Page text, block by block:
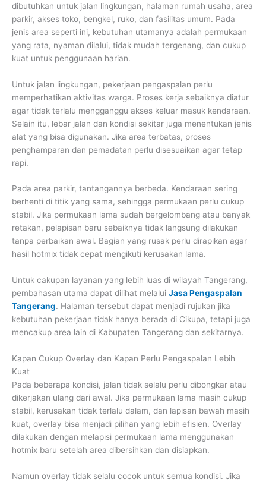
dibutuhkan untuk jalan lingkungan, halaman rumah usaha, area
parkir, akses toko, bengkel, ruko, dan fasilitas umum. Pada
jenis area seperti ini, kebutuhan utamanya adalah permukaan
yang rata, nyaman dilalui, tidak mudah tergenang, dan cukup
kuat untuk penggunaan harian.
Untuk jalan lingkungan, pekerjaan pengaspalan perlu
memperhatikan aktivitas warga. Proses kerja sebaiknya diatur
agar tidak terlalu mengganggu akses keluar masuk kendaraan.
Selain itu, lebar jalan dan kondisi sekitar juga menentukan jenis
alat yang bisa digunakan. Jika area terbatas, proses
penghamparan dan pemadatan perlu disesuaikan agar tetap
rapi.
Pada area parkir, tantangannya berbeda. Kendaraan sering
berhenti di titik yang sama, sehingga permukaan perlu cukup
stabil. Jika permukaan lama sudah bergelombang atau banyak
retakan, pelapisan baru sebaiknya tidak langsung dilakukan
tanpa perbaikan awal. Bagian yang rusak perlu dirapikan agar
hasil hotmix tidak cepat mengikuti kerusakan lama.
Untuk cakupan layanan yang lebih luas di wilayah Tangerang,
pembahasan utama dapat dilihat melalui Jasa Pengaspalan
Tangerang. Halaman tersebut dapat menjadi rujukan jika
kebutuhan pekerjaan tidak hanya berada di Cikupa, tetapi juga
mencakup area lain di Kabupaten Tangerang dan sekitarnya.
Kapan Cukup Overlay dan Kapan Perlu Pengaspalan Lebih
Kuat
Pada beberapa kondisi, jalan tidak selalu perlu dibongkar atau
dikerjakan ulang dari awal. Jika permukaan lama masih cukup
stabil, kerusakan tidak terlalu dalam, dan lapisan bawah masih
kuat, overlay bisa menjadi pilihan yang lebih efisien. Overlay
dilakukan dengan melapisi permukaan lama menggunakan
hotmix baru setelah area dibersihkan dan disiapkan.
Namun overlay tidak selalu cocok untuk semua kondisi. Jika